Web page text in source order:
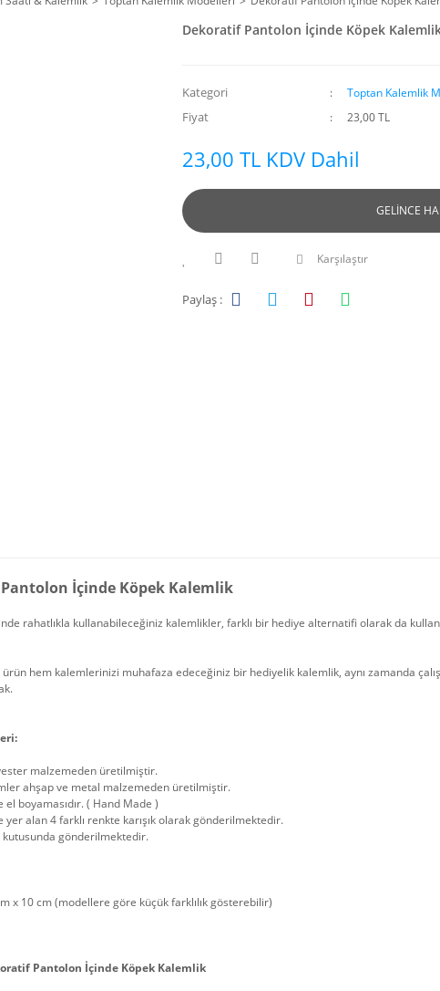
Dekoratif Pantolon İçinde Köpek
Kategori Toptan Kalemlik
Fiyat 23,00 TL
23,00 TL KDV Dahil
GELİNCE
Karşılaştır
Paylaş :
İçinde Köpek Kalemlik
rahatlıkla kullanabileceğiniz kalemlikler, farklı bir hediye alternatifi olarak da
ürün hem kalemlerinizi muhafaza edeceğiniz bir hediyelik kalemlik, aynı zamanda
malzemeden üretilmiştir.
ahşap ve metal malzemeden üretilmiştir.
el boyamasıdır. ( Hand Made )
yer alan 4 farklı renkte karışık olarak gönderilmektedir.
kutusunda gönderilmektedir.
x 10 cm (modellere göre küçük farklılık gösterebilir)
Pantolon İçinde Köpek Kalemlik